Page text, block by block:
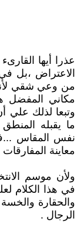
عذرا أيها
الاعتراض ،بل
من وعي شقي
مكاني المفضل
وتبعا لذلك علي
ما يقبله
نفس المقاس
معاينة المفارقات
ولأن موسم
في هذا الكلام
والحقارة
الرجال .